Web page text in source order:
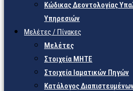
Κώδικας Δεοντολογίας
Υπηρεσιών
Μελέτες / Πίνακες
Μελέτες
Στοιχεία ΜΗΤΕ
Στοιχεία Ιαματικών Πηγών
Κατάλογος